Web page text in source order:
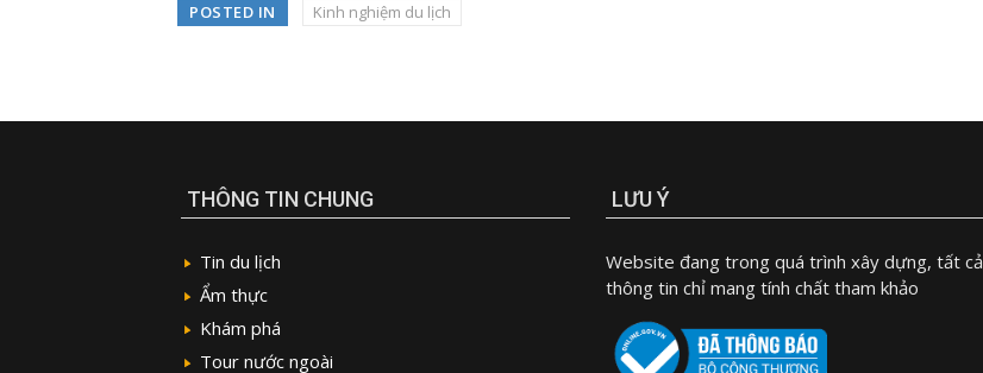
POSTED IN Kinh nghiệm du lịch
THÔNG TIN CHUNG
Tin du lịch
Ẩm thực
Khám phá
Tour nước ngoài
LƯU Ý
Website đang trong quá trình xây dựng, tất cả
thông tin chỉ mang tính chất tham khảo